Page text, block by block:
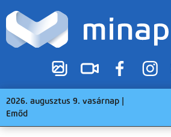
2026. augusztus 9. vasárnap |
Emőd